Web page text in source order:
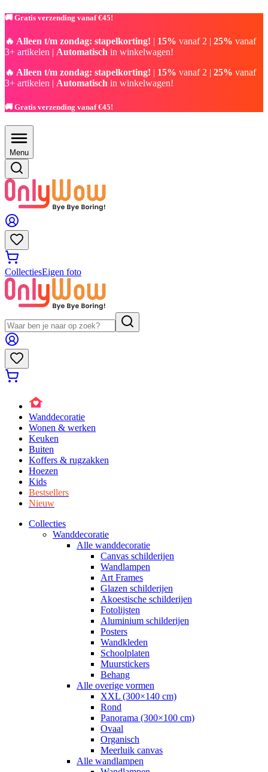
🚚 Gratis verzending vanaf €45!
🔥 Alleen t/m zondag: stapelkorting! | 15% vanaf 2 | 25% vanaf
3+ artikelen | Automatisch in winkelwagen!
🔥 Alleen t/m zondag: stapelkorting! | 15% vanaf 2 | 25% vanaf
3+ artikelen | Automatisch in winkelwagen!
🚚 Gratis verzending vanaf €45!
Menu
CollectiesEigen foto
Wanddecoratie
Wonen & werken
Keuken
Buiten
Koffers & rugzakken
Hoezen
Kids
Bestsellers
Nieuw
Collecties
Wanddecoratie
Alle wanddecoratie
Canvas schilderijen
Wandlampen
Art Frames
Glazen schilderijen
Akoestische schilderijen
Fotolijsten
Aluminium schilderijen
Posters
Wandkleden
Schoolplaten
Muurstickers
Behang
Alle overige vormen
XXL (300×140 cm)
Rond
Panorama (300×100 cm)
Ovaal
Organisch
Meerluik canvas
Alle wandlampen